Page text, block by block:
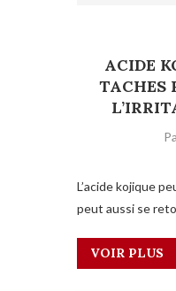
ACIDE
TACHES
L’acide kojique
peut aussi se
VOIR PLUS